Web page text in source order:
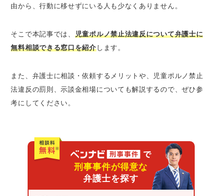
る
起訴を回避できる可能性が高まる
示談後の紛争も予防できる
100万円
児童ポルノ禁止法違反の示談金は相場より高
額になることもあり得る
たら速やかに弁護士へ相談を！
由から、行動に移せずにいる人も少なくありません。
そこで本記事では、 児童ポルノ禁止法違反について弁護士に
無料相談できる窓口を紹介します。
また、弁護士に相談・依頼するメリットや、児童ポルノ禁止
法違反の罰則、示談金相場についても解説するので、ぜひ参
考にしてください。
刑事事件が得意な
弁護士を探す